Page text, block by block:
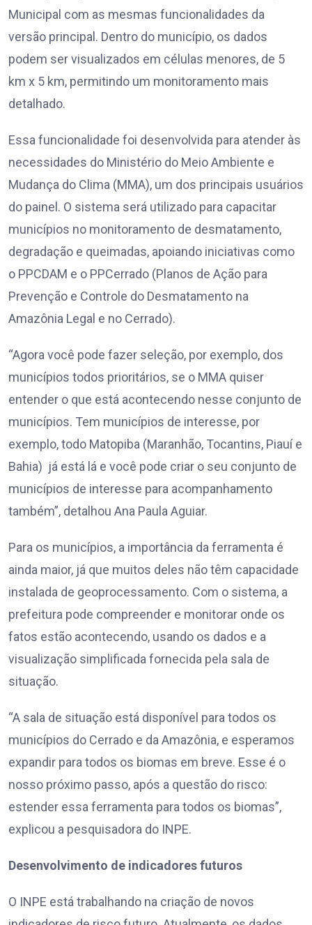
Municipal com as mesmas funcionalidades da
versão principal. Dentro do município, os dados
podem ser visualizados em células menores, de 5
km x 5 km, permitindo um monitoramento mais
detalhado.
Essa funcionalidade foi desenvolvida para atender às
necessidades do Ministério do Meio Ambiente e
Mudança do Clima (MMA), um dos principais usuários
do painel. O sistema será utilizado para capacitar
municípios no monitoramento de desmatamento,
degradação e queimadas, apoiando iniciativas como
o PPCDAM e o PPCerrado (Planos de Ação para
Prevenção e Controle do Desmatamento na
Amazônia Legal e no Cerrado).
“Agora você pode fazer seleção, por exemplo, dos
municípios todos prioritários, se o MMA quiser
entender o que está acontecendo nesse conjunto de
municípios. Tem municípios de interesse, por
exemplo, todo Matopiba (Maranhão, Tocantins, Piauí e
Bahia) já está lá e você pode criar o seu conjunto de
municípios de interesse para acompanhamento
também”, detalhou Ana Paula Aguiar.
Para os municípios, a importância da ferramenta é
ainda maior, já que muitos deles não têm capacidade
instalada de geoprocessamento. Com o sistema, a
prefeitura pode compreender e monitorar onde os
fatos estão acontecendo, usando os dados e a
visualização simplificada fornecida pela sala de
situação.
“A sala de situação está disponível para todos os
municípios do Cerrado e da Amazônia, e esperamos
expandir para todos os biomas em breve. Esse é o
nosso próximo passo, após a questão do risco:
estender essa ferramenta para todos os biomas”,
explicou a pesquisadora do INPE.
Desenvolvimento de indicadores futuros
O INPE está trabalhando na criação de novos